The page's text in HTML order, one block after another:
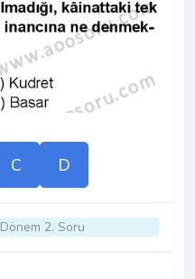
C D
2. Soru